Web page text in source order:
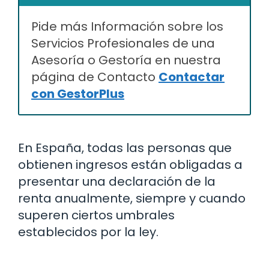
Pide más Información sobre los
Servicios Profesionales de una
Asesoría o Gestoría en nuestra
página de Contacto Contactar
con GestorPlus
En España, todas las personas que
obtienen ingresos están obligadas a
presentar una declaración de la
renta anualmente, siempre y cuando
superen ciertos umbrales
establecidos por la ley.